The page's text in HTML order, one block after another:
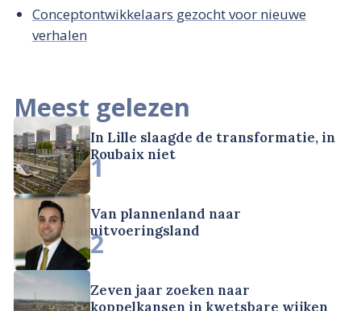
Conceptontwikkelaars gezocht voor nieuwe
verhalen
Meest gelezen
In Lille slaagde de transformatie, in
Roubaix niet
1
Van plannenland naar
uitvoeringsland
2
Zeven jaar zoeken naar
koppelkansen in kwetsbare wijken